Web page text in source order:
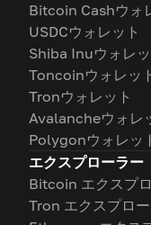
Bitcoin Cashウォ
USDCウォレット
Shiba Inuウォレッ
Toncoinウォレッ
Tronウォレット
Avalancheウォレ
Polygonウォレッ
エクスプローラー
Bitcoin エクスプ
Tron エクスプロ